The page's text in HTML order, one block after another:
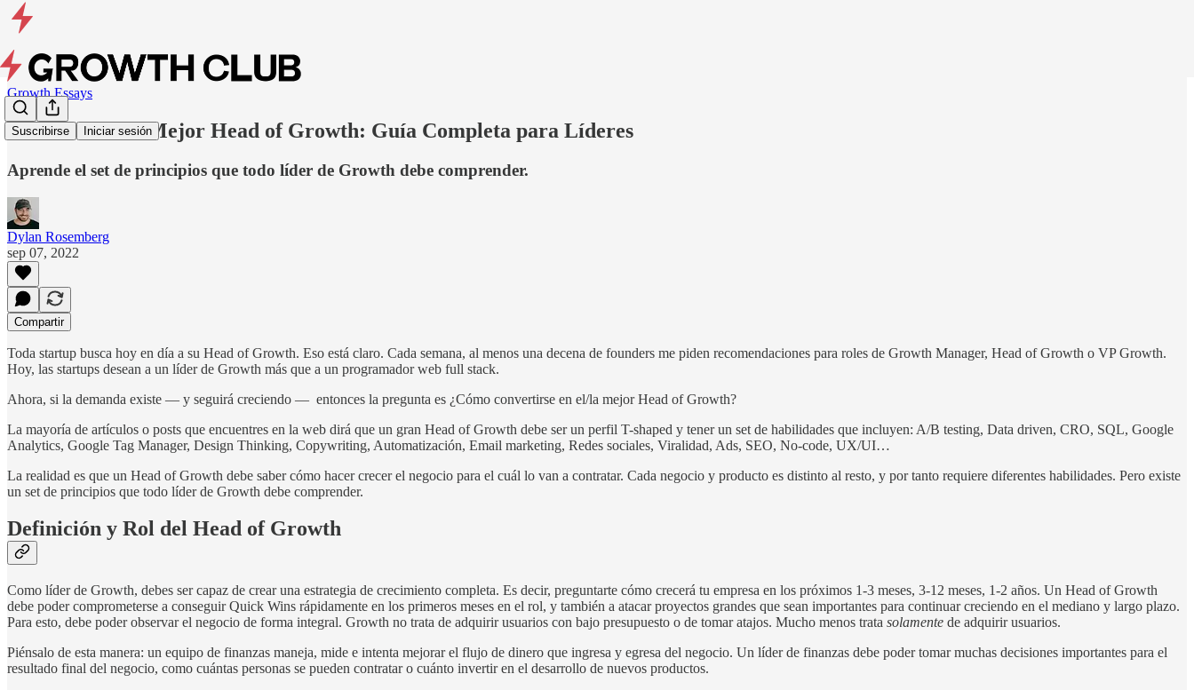
Suscribirse Iniciar sesión
Growth Essays
Cómo Ser el/la Mejor Head of Growth: Guía Completa para Líderes
Aprende el set de principios que todo líder de Growth debe comprender.
Dylan Rosemberg
sep 07, 2022
Compartir
Toda startup busca hoy en día a su Head of Growth. Eso está claro. Cada semana, al menos una decena de founders me piden recomendaciones para roles de Growth Manager, Head of Growth o VP Growth.
Hoy, las startups desean a un líder de Growth más que a un programador web full stack.
Ahora, si la demanda existe — y seguirá creciendo — entonces la pregunta es ¿Cómo convertirse en el/la mejor Head of Growth?
La mayoría de artículos o posts que encuentres en la web dirá que un gran Head of Growth debe ser un perfil T-shaped y tener un set de habilidades que incluyen: A/B testing, Data driven, CRO, SQL, Google
Analytics, Google Tag Manager, Design Thinking, Copywriting, Automatización, Email marketing, Redes sociales, Viralidad, Ads, SEO, No-code, UX/UI…
La realidad es que un Head of Growth debe saber cómo hacer crecer el negocio para el cuál lo van a contratar. Cada negocio y producto es distinto al resto, y por tanto requiere diferentes habilidades. Pero existe
un set de principios que todo líder de Growth debe comprender.
Definición y Rol del Head of Growth
Como líder de Growth, debes ser capaz de crear una estrategia de crecimiento completa. Es decir, preguntarte cómo crecerá tu empresa en los próximos 1-3 meses, 3-12 meses, 1-2 años. Un Head of Growth
debe poder comprometerse a conseguir Quick Wins rápidamente en los primeros meses en el rol, y también a atacar proyectos grandes que sean importantes para continuar creciendo en el mediano y largo plazo.
Para esto, debe poder observar el negocio de forma integral. Growth no trata de adquirir usuarios con bajo presupuesto o de tomar atajos. Mucho menos trata solamente de adquirir usuarios.
Piénsalo de esta manera: un equipo de finanzas maneja, mide e intenta mejorar el flujo de dinero que ingresa y egresa del negocio. Un líder de finanzas debe poder tomar muchas decisiones importantes para el
resultado final del negocio, como cuántas personas se pueden contratar o cuánto invertir en el desarrollo de nuevos productos.